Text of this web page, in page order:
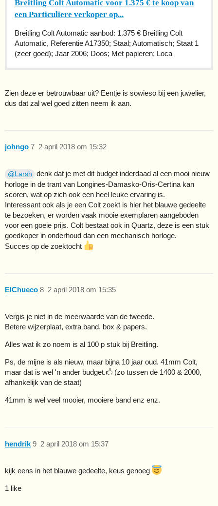
Breitling Colt Automatic voor 1.375 € te koop van
een Particuliere verkoper op...
Breitling Colt Automatic aanbod: 1.375 € Breitling Colt
Automatic, Referentie A17350; Staal; Automatisch; Staat 1
(zeer goed); Jaar 2006; Doos; Met papieren; Loca
Zien deze er betrouwbaar uit? Eentje is sowieso bij een juwelier,
dus dat zal wel goed zitten neem ik aan.
johngo 2 april 2018 om 15:32
7
@Larsh
denk dat je met dit budget inderdaad al een mooi nieuw
horloge in de trant van Longines-Damasko-Oris-Certina kan
scoren, wat op zich ook een heel leuke ervaring is.
Interessant ook als je een Colt zoekt is hier het blauwe gedeelte
te bezoeken, er worden vaak mooie exemplaren aangeboden
voor een goeie prijs. Colt bestaat ook in Quartz, deze is een stuk
goedkoper in onderhoud dan een mechanisch horloge.
Succes op de zoektocht
ElChueco 2 april 2018 om 15:35
8
Vergis je niet in de meerwaarde van de tweede.
Betere wijzerplaat, extra band, box & papers.
Alles wat ik zo noem is al 100 p stuk bij Breitling.
Ps, de mijne is als nieuw, maar bijna 10 jaar oud. 41mm Colt,
maar dat is wel 'n ander budget.🖒 (zo tussen de 1400 & 2000,
afhankelijk van de staat)
41mm is wel veel mooier, mooiere band enz enz.
hendrik 2 april 2018 om 15:37
9
kijk eens in het blauwe gedeelte, keus genoeg
1 like